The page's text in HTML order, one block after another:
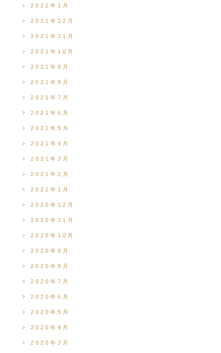
2022年1月
2021年12月
2021年11月
2021年10月
2021年9月
2021年8月
2021年7月
2021年6月
2021年5月
2021年4月
2021年3月
2021年2月
2021年1月
2020年12月
2020年11月
2020年10月
2020年9月
2020年8月
2020年7月
2020年6月
2020年5月
2020年4月
2020年3月